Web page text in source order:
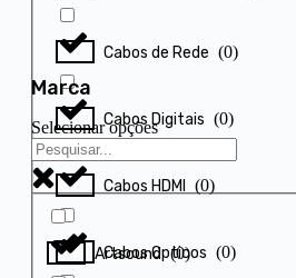
Cabos de Rede (0)
Cabos Digitais (0)
Cabos HDMI (0)
Cabos Opticos (0)
Marca
Selecionar opções
Artsound (0)